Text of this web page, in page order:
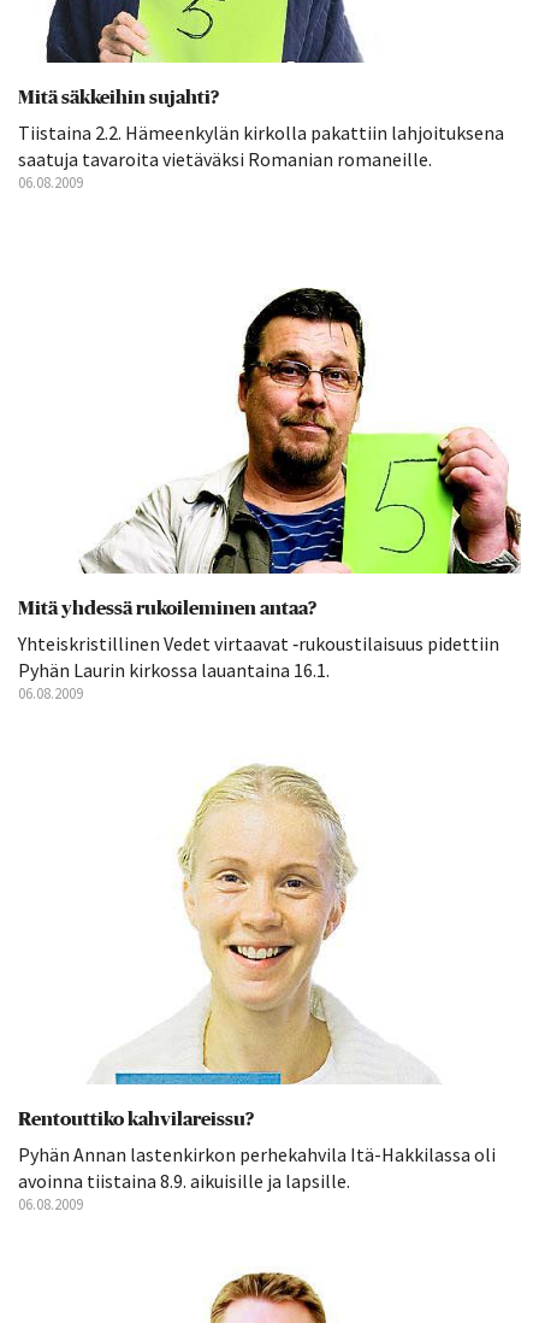
Mitä säkkeihin sujahti?
Tiistaina 2.2. Hämeenkylän kirkolla pakattiin lahjoituksena
saatuja tavaroita vietäväksi Romanian romaneille.
06.08.2009
Mitä yhdessä rukoileminen antaa?
Yhteiskristillinen Vedet virtaavat ‑rukoustilaisuus pidettiin
Pyhän Laurin kirkossa lauantaina 16.1.
06.08.2009
Rentouttiko kahvilareissu?
Pyhän Annan lastenkirkon perhekahvila Itä-Hakkilassa oli
avoinna tiistaina 8.9. aikuisille ja lapsille.
06.08.2009